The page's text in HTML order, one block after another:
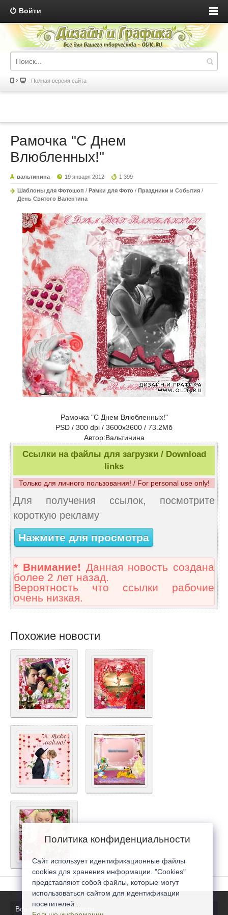
Войти
Полная версия сайта
Рамочка "С Днем
Влюбленных!"
вальтинина 19 января 2012 1 399
Шаблоны для Фотошоп / Рамки для Фото / Праздники и События /
День Святого Валентина
Рамочка "С Днем Влюбленных!"
PSD / 300 dpi / 3600x3600 / 73.2Мб
Автор:Вальтинина
Ссылки на файлы для загрузки / Download
links
Только для личного пользования! / For personal use only!
Для получения ссылок, посмотрите
короткую рекламу
Нажмите для просмотра
* Внимание! Данная новость создана
более 2 лет назад.
Вероятность что ссылки рабочие
очень низкая.
Похожие новости
Все последние новости
Политика конфиденциальности
Сайт использует идентификационные файлы
cookies для хранения информации. "Cookies"
представляют собой файлы, которые могут
использоваться сайтом для идентификации
посетителей...